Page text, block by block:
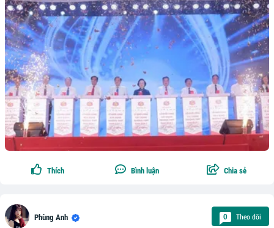
Thích Bình luận Chia sẻ
Phùng Anh 0 Theo dõi